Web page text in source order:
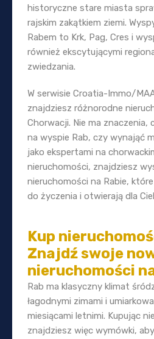
historyczne stare miasta
rajskim zakątkiem ziemi.
Rabem to Krk, Pag, Cres i
również ekscytującymi
zwiedzania.
W serwisie Croatia-Immo/
znajdziesz różnorodne
Chorwacji. Nie ma znaczenia,
na wyspie Rab, czy wynająć
jako ekspertami na
nieruchomości, znajdziesz
nieruchomości na Rabie,
do życzenia i otwierają dla
Kup
Znajdź swoje
nieruchomości
Rab ma klasyczny klimat
łagodnymi zimami i
miesiącami letnimi. Kupując
znajdziesz więc wymówki,